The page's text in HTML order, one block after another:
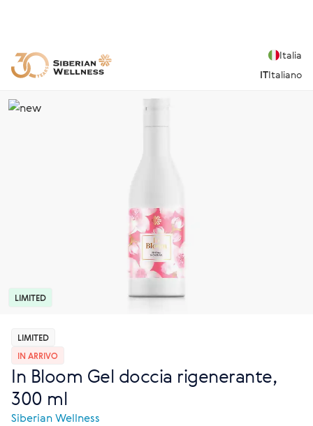
Italia
ITItaliano
LIMITED
LIMITED
IN ARRIVO
In Bloom Gel doccia rigenerante,
300 ml
Siberian Wellness